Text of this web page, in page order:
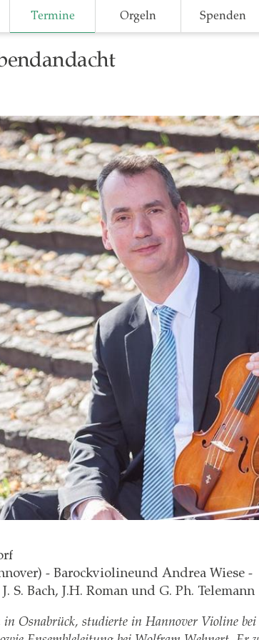
Termine Orgeln Spenden
- Barockviolineund Andrea Wiese -
S. Bach, J.H. Roman und G. Ph. Telemann
in Osnabrück, studierte in Hannover Violine